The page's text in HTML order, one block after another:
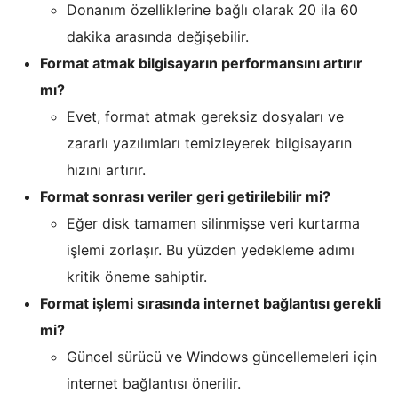
Donanım özelliklerine bağlı olarak 20 ila 60
dakika arasında değişebilir.
Format atmak bilgisayarın performansını artırır
mı?
Evet, format atmak gereksiz dosyaları ve
zararlı yazılımları temizleyerek bilgisayarın
hızını artırır.
Format sonrası veriler geri getirilebilir mi?
Eğer disk tamamen silinmişse veri kurtarma
işlemi zorlaşır. Bu yüzden yedekleme adımı
kritik öneme sahiptir.
Format işlemi sırasında internet bağlantısı gerekli
mi?
Güncel sürücü ve Windows güncellemeleri için
internet bağlantısı önerilir.